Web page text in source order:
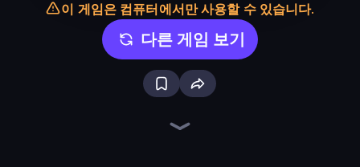
이 게임은 컴퓨터에서만 사용할 수 있습니다.
다른 게임 보기